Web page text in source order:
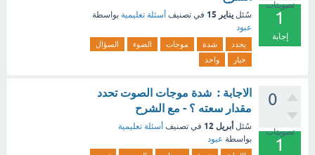
تصويتات
1
إجابة
سُئل يناير 15 في تصنيف أسئلة تعليمية بواسطة
عبود
يحدد شدة موجات الضوء
السؤال
خيار
واحد
0
تصويتات
1
الاجابة : شدة موجات الصوت تحدد
مقدار سعته ؟ - مع الشرح
سُئل أبريل 12 في تصنيف أسئلة تعليمية
بواسطة عبود